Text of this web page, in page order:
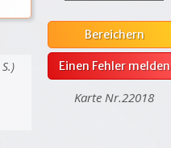
Bereichern
Einen Fehler melden
Karte Nr.22018